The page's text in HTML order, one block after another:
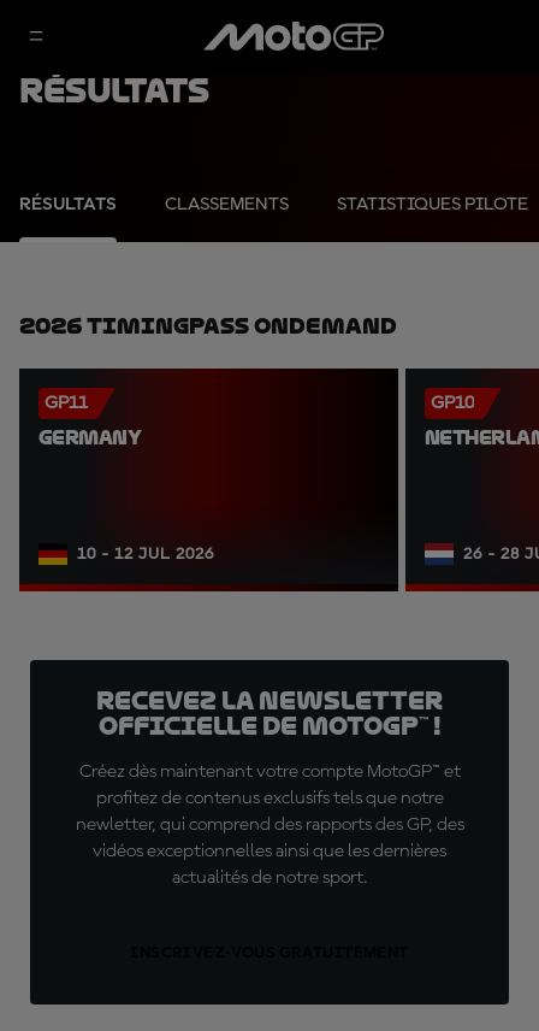
Résultats
RÉSULTATS CLASSEMENTS STATISTIQUES PILOTE
2026 TimingPass OnDemand
GP11
GERMANY
10 - 12 JUL 2026
GP10
26 - 28
Recevez la Newsletter
officielle de MotoGP™ !
Créez dès maintenant votre compte MotoGP™ et
profitez de contenus exclusifs tels que notre
newletter, qui comprend des rapports des GP, des
vidéos exceptionnelles ainsi que les dernières
actualités de notre sport.